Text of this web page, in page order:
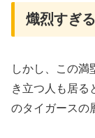
熾烈すぎ
しかし、この満
き立つ人も居る
のタイガースの